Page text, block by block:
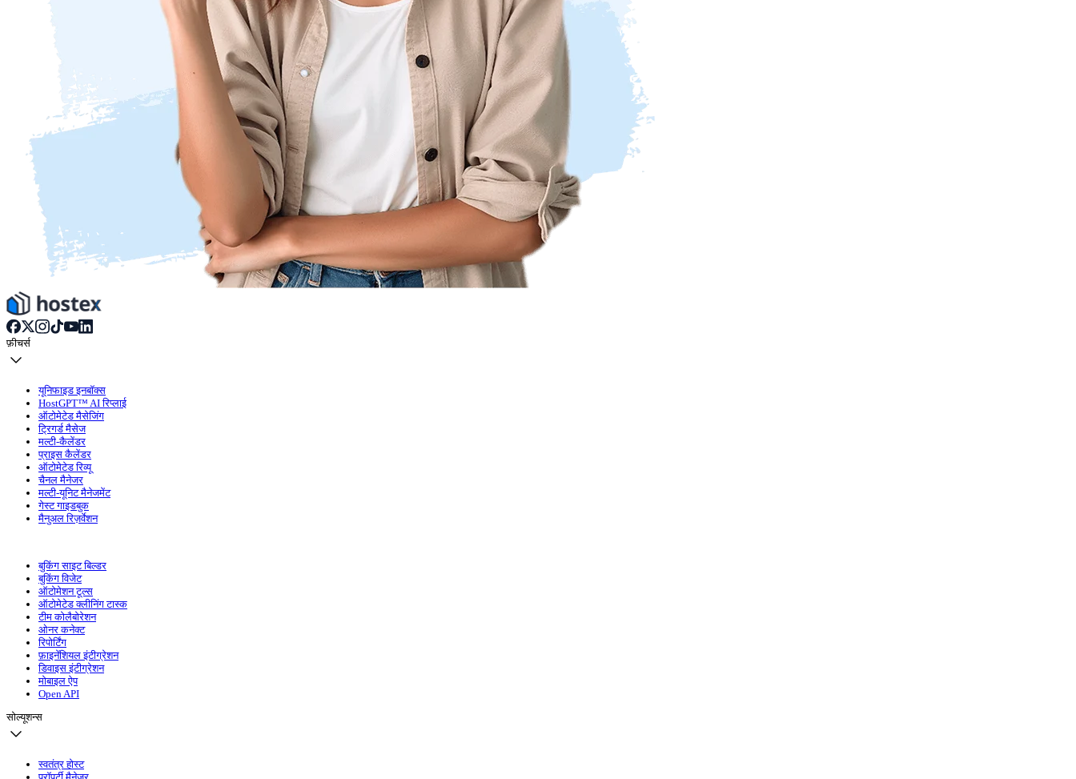
फ़ीचर्स
यूनिफाइड इनबॉक्स
HostGPT™ AI रिप्लाई
ऑटोमेटेड मैसेजिंग
ट्रिगर्ड मैसेज
मल्टी-कैलेंडर
प्राइस कैलेंडर
ऑटोमेटेड रिव्यू
चैनल मैनेजर
मल्टी-यूनिट मैनेजमेंट
गेस्ट गाइडबुक
मैनुअल रिज़र्वेशन
बुकिंग साइट बिल्डर
बुकिंग विजेट
ऑटोमेशन टूल्स
ऑटोमेटेड क्लीनिंग टास्क
टीम कोलैबोरेशन
ओनर कनेक्ट
रिपोर्टिंग
फ़ाइनेंशियल इंटीग्रेशन
डिवाइस इंटीग्रेशन
मोबाइल ऐप
Open API
सोल्यूशन्स
स्वतंत्र होस्ट